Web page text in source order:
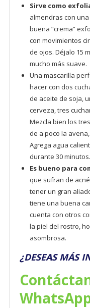
Sirve como
almendras con
buena “crema”
con movimientos
de ojos. Déjalo 15
mucho más suave.
Una mascarilla
hacer con dos
de aceite de soja,
cerveza, tres
Mezcla bien los
de a poco la
Agrega agua
durante 30
Es bueno para
que sufran de
tener un gran
tiene una buena
cuenta con otros
la piel del rostro,
asombrosa.
¿DESEAS MÁS